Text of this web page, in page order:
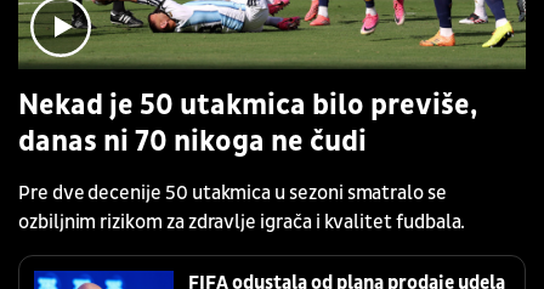
Nekad je 50 utakmica bilo previše,
danas ni 70 nikoga ne čudi
Pre dve decenije 50 utakmica u sezoni smatralo se
ozbiljnim rizikom za zdravlje igrača i kvalitet fudbala.
FIFA odustala od plana prodaje udela